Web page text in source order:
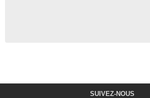
SUIVEZ-NOUS